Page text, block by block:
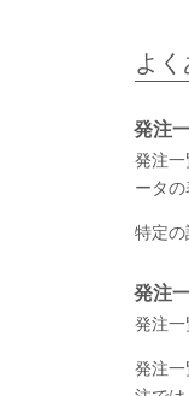
よ
発注
発注
ータの
特定
発注
発注
発注